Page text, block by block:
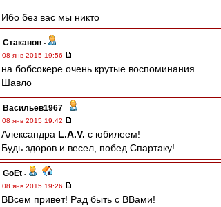
Ибо без вас мы никто
Cтаканов -
08 янв 2015 19:56
на бобсокере очень крутые воспоминания
Шавло
Васильев1967 -
08 янв 2015 19:42
Александра L.А.V. с юбилеем!
Будь здоров и весел, побед Спартаку!
GoEt -
08 янв 2015 19:26
ВВсем привет! Рад быть с ВВами!